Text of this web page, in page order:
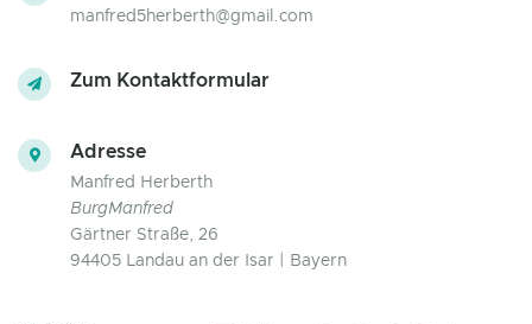
manfred5herberth@gmail.com
Zum Kontaktformular
Adresse
Manfred Herberth
BurgManfred
Gärtner Straße, 26
94405 Landau an der Isar | Bayern